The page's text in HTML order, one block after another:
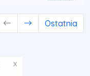
Ostatnia
x